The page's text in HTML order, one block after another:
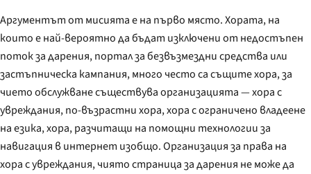
Аргументът от мисията е на първо място. Хората, на
които е най-вероятно да бъдат изключени от недостъпен
поток за дарения, портал за безвъзмездни средства или
застъпническа кампания, много често са същите хора, за
чието обслужване съществува организацията — хора с
увреждания, по-възрастни хора, хора с ограничено владеене
на езика, хора, разчитащи на помощни технологии за
навигация в интернет изобщо. Организация за права на
хора с увреждания, чиято страница за дарения не може да